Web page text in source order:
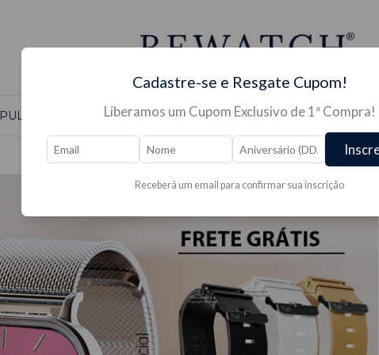
PULSEIRAS PARA RELÓGIO → JÓIAS → PRESENTES →
Cadastre-se e Resgate Cupom!
Liberamos um Cupom Exclusivo de 1ª Compra!
Receberá um email para confirmar sua inscrição